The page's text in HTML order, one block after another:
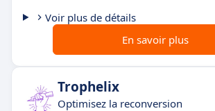
Voir plus de détails
En savoir plus
Trophelix
Optimisez la reconversion